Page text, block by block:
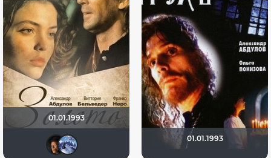
01.01.1993
01.01.1993